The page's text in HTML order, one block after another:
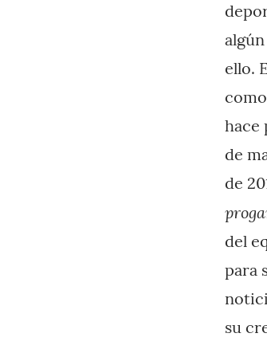
ello.
hace
de
de
del
para
su